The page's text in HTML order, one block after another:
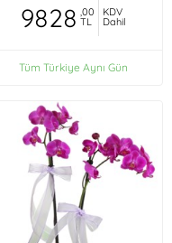
9828 ,00
TL
KDV
Dahil
Tüm Türkiye Aynı Gün